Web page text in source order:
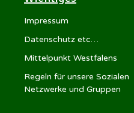
Impressum
Datenschutz etc…
Mittelpunkt Westfalens
Regeln für unsere Sozialen
Netzwerke und Gruppen